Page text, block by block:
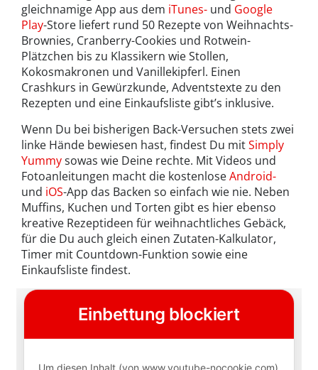
gleichnamige App aus dem iTunes- und Google
Play-Store liefert rund 50 Rezepte von Weihnachts-
Brownies, Cranberry-Cookies und Rotwein-
Plätzchen bis zu Klassikern wie Stollen,
Kokosmakronen und Vanillekipferl. Einen
Crashkurs in Gewürzkunde, Adventstexte zu den
Rezepten und eine Einkaufsliste gibt’s inklusive.
Wenn Du bei bisherigen Back-Versuchen stets zwei
linke Hände bewiesen hast, findest Du mitSimply
Yummysowas wie Deine rechte. Mit Videos und
Fotoanleitungen macht die kostenloseAndroid-
und iOS-App das Backen so einfach wie nie. Neben
Muffins, Kuchen und Torten gibt es hier ebenso
kreative Rezeptideen für weihnachtliches Gebäck,
für die Du auch gleich einen Zutaten-Kalkulator,
Timer mit Countdown-Funktion sowie eine
Einkaufsliste findest.